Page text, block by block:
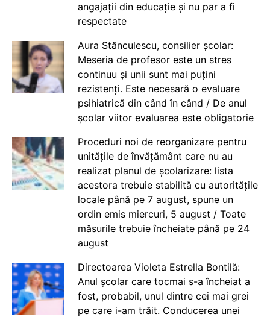
angajații din educație și nu par a fi
respectate
Aura Stănculescu, consilier școlar:
Meseria de profesor este un stres
continuu și unii sunt mai puțini
rezistenți. Este necesară o evaluare
psihiatrică din când în când / De anul
școlar viitor evaluarea este obligatorie
Proceduri noi de reorganizare pentru
unitățile de învățământ care nu au
realizat planul de școlarizare: lista
acestora trebuie stabilită cu autoritățile
locale până pe 7 august, spune un
ordin emis miercuri, 5 august / Toate
măsurile trebuie încheiate până pe 24
august
Directoarea Violeta Estrella Bontilă:
Anul școlar care tocmai s-a încheiat a
fost, probabil, unul dintre cei mai grei
pe care i-am trăit. Conducerea unei